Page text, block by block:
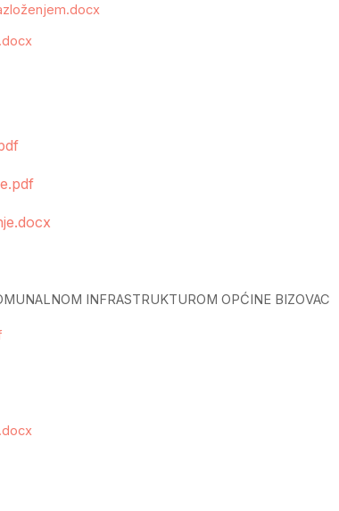
INFRASTRUKTUROM OPĆINE BIZOVAC